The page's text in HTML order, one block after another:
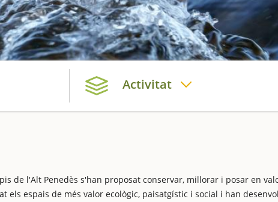
Activitat
de l'Alt Penedès s'han proposat conservar, millorar i posar en
els espais de més valor ecològic, paisatgístic i social i han